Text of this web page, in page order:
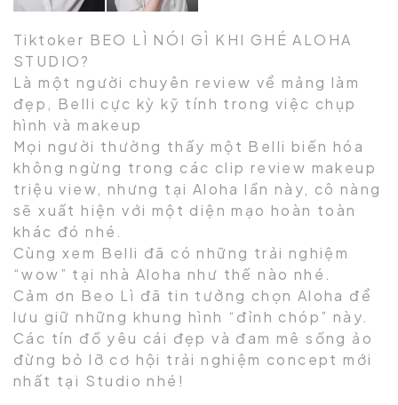
Tiktoker BEO LÌ NÓI GÌ KHI GHÉ ALOHA
STUDIO?
Là một người chuyên review vể mảng làm
đẹp, Belli cực kỳ kỹ tính trong việc chụp
hình và makeup
Mọi người thường thấy một Belli biến hóa
không ngừng trong các clip review makeup
triệu view, nhưng tại Aloha lần này, cô nàng
sẽ xuất hiện với một diện mạo hoàn toàn
khác đó nhé.
Cùng xem Belli đã có những trải nghiệm
“wow” tại nhà Aloha như thế nào nhé.
Cảm ơn Beo Lì đã tin tưởng chọn Aloha để
lưu giữ những khung hình “đỉnh chóp” này.
Các tín đồ yêu cái đẹp và đam mê sống ảo
đừng bỏ lỡ cơ hội trải nghiệm concept mới
nhất tại Studio nhé!